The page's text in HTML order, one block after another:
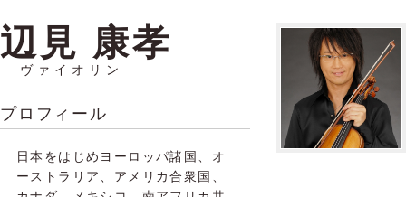
辺見 康孝
ヴァイオリン
プロフィール
日本をはじめヨーロッパ諸国、オ
ーストラリア、アメリカ合衆国、